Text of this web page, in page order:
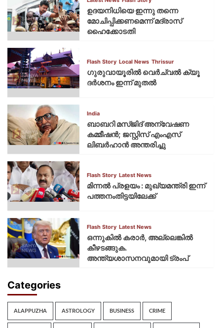
ഉദയനിധിയെ ഇന്നു തന്നെ
മോചിപ്പിക്കണമെന്ന് മദ്രാസ്
ഹൈക്കോടതി
Flash Story Local News Thrissur
ഗുരുവായൂരില്‍ വെര്‍ച്വല്‍ ക്യൂ
ദര്‍ശനം ഇന്ന് മുതല്‍
India
ബാബറി മസ്ജിദ് അന്വേഷണ
കമ്മീഷന്‍; ജസ്റ്റിസ് എംഎസ്
ലിബര്‍ഹാന്‍ അന്തരിച്ചു
Flash Story Latest News
മിന്നല്‍ പ്രളയം : മുഖ്യമന്ത്രി ഇന്ന്
പത്തനംതിട്ടയിലേക്ക്
Flash Story Latest News
ഒന്നുകില്‍ കരാര്‍, അല്ലെങ്കില്‍
കീഴടങ്ങുക.
അന്ത്യശാസനവുമായി ട്രംപ്
Categories
ALAPPUZHA ASTROLOGY BUSINESS CRIME